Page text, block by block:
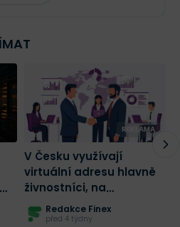
REKLAMA
V Česku využívají
virtuální adresu hlavně
živnostníci, na
Slovensku s.r.o.: data
MojeSidlo.cz odhalují
Redakce Finex
před 4 týdny